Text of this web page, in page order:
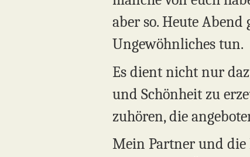
aber so. Heute
Ungewöhnliches tun.
Es dient nicht nur
und Schönheit zu
zuhören, die
Mein Partner und die